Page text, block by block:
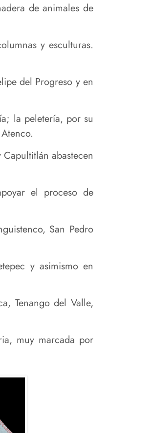
de animales de
y esculturas.
del Progreso y en
la peletería, por su
abastecen
el proceso de
San Pedro
y asimismo en
Tenango del Valle,
muy marcada por